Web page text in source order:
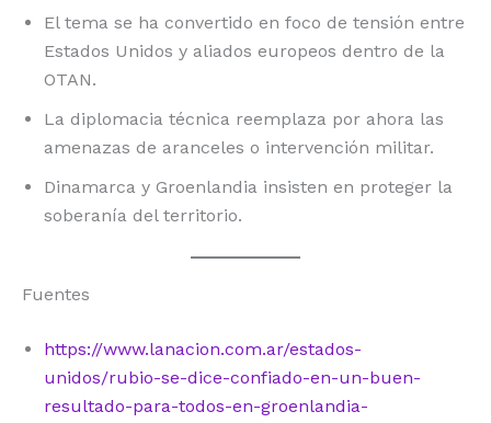
El tema se ha convertido en foco de tensión entre
Estados Unidos y aliados europeos dentro de la
OTAN.
La diplomacia técnica reemplaza por ahora las
amenazas de aranceles o intervención militar.
Dinamarca y Groenlandia insisten en proteger la
soberanía del territorio.
Fuentes
https://www.lanacion.com.ar/estados-
unidos/rubio-se-dice-confiado-en-un-buen-
resultado-para-todos-en-groenlandia-